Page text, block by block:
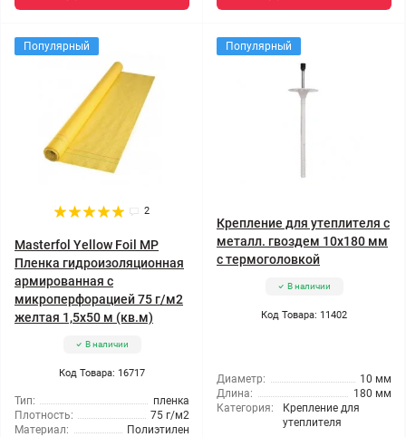
Популярный
2
Masterfol Yellow Foil MP
Пленка гидроизоляционная
армированная с
микроперфорацией 75 г/м2
желтая 1,5x50 м (кв.м)
В наличии
Код Товара: 16717
Тип:
пленка
Плотность:
75 г/м2
Материал:
Полиэтилен
Популярный
Крепление для утеплителя с
металл. гвоздем 10x180 мм
с термоголовкой
В наличии
Код Товара: 11402
Диаметр:
10 мм
Длина:
180 мм
Категория:
Крепление для
утеплителя